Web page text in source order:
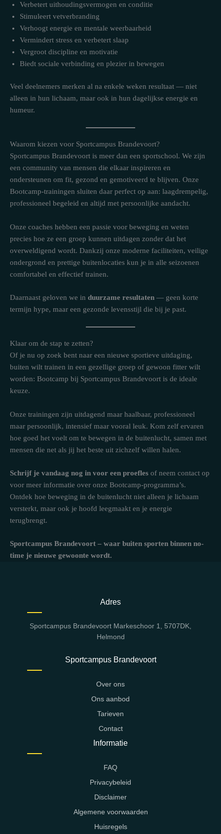
Verbetert uithoudingsvermogen en conditie
Stimuleert vetverbranding
Verhoogt energie en mentale weerbaarheid
Vermindert stress en verbetert slaap
Vergroot discipline en motivatie
Biedt sociale verbinding en plezier in bewegen
Veel deelnemers merken al na enkele weken resultaat — niet
alleen in hun lichaam, maar ook in hun dagelijkse energie en
humeur.
Waarom kiezen voor Sportcampus Brandevoort?
Sportcampus Brandevoort is meer dan een sportschool. We zijn
een community van mensen die elkaar inspireren en
ondersteunen om fit, gezond en gemotiveerd te blijven. Onze
Bootcamp-trainingen sluiten daar perfect op aan: laagdrempelig,
professioneel begeleid en altijd met persoonlijke aandacht.
Onze coaches hebben een passie voor beweging en weten
precies hoe ze een groep kunnen uitdagen zonder dat het
overweldigend wordt. Dankzij onze moderne faciliteiten, veilige
ondergrond en prettige buitenlocaties kun je in alle seizoenen
comfortabel en effectief trainen.
Daarnaast geloven we in duurzame resultaten — geen korte
termijn hype, maar een gezonde levensstijl die bij je past.
Klaar om de stap te zetten?
Of je nu op zoek bent naar een nieuwe sportieve uitdaging,
buiten wilt trainen in een gezellige groep of gewoon fitter wilt
worden: Bootcamp bij Sportcampus Brandevoort is de ideale
keuze.
Onze trainingen zijn uitdagend maar haalbaar, professioneel
maar persoonlijk, intensief maar vooral leuk. Kom zelf ervaren
hoe goed het voelt om te bewegen in de buitenlucht, samen met
mensen die net als jij het beste uit zichzelf willen halen.
Schrijf je vandaag nog in voor een proefles of neem contact op
voor meer informatie over onze Bootcamp-programma’s.
Ontdek hoe beweging in de buitenlucht niet alleen je lichaam
versterkt, maar ook je hoofd leegmaakt en je energie
terugbrengt.
Sportcampus Brandevoort – waar buiten sporten binnen no-
time je nieuwe gewoonte wordt.
Adres
Sportcampus Brandevoort Markeschoor 1, 5707DK,
Helmond
Sportcampus Brandevoort
Over ons
Ons aanbod
Tarieven
Contact
Informatie
FAQ
Privacybeleid
Disclaimer
Algemene voorwaarden
Huisregels